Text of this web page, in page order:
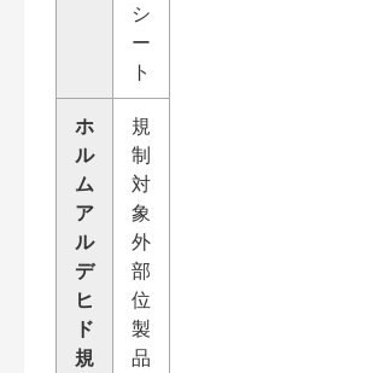
シ
ー
ト
ホ
ル
ム
ア
ル
デ
ヒ
ド
規
規
制
対
象
外
部
位
製
品